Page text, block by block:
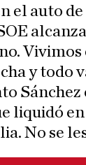
el auto
y todo
Sánchez
liquidó
No se